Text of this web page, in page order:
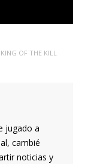
OF THE KILL
jugado a
cambié
noticias y